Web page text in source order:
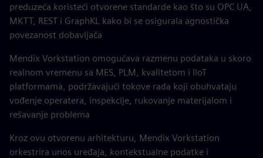
preduzeća koristeći otvorene standarde kao što su OPC UA,
MKTT, REST i GraphKL kako bi se osigurala agnostička
povezanost dobavljača
Mendix Vorkstation omogućava razmenu podataka u skoro
realnom vremenu sa MES, PLM, kvalitetom i IIoT
platformama, podržavajući tokove rada koji obuhvataju
vođenje operatera, inspekcije, rukovanje materijalom i
rešavanje problema
Kroz ovu otvorenu arhitekturu, Mendix Vorkstation
orkestrira unos uređaja, kontekstualne podatke i